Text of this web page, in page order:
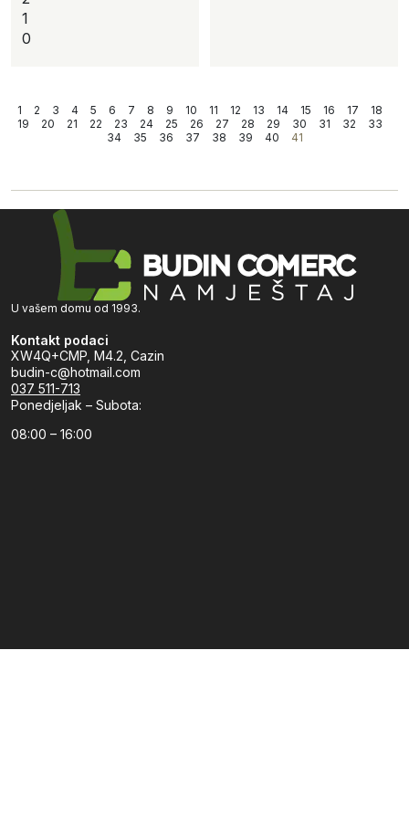
1
0
1 2 3 4 5 6 7 8 9 10 11 12 13 14 15 16 17
18
19
20 21 22 23 24 25 26 27 28 29 30 31 32
33
34
35 36 37 38 39 40 41
U vašem domu od 1993.
Kontakt podaci
XW4Q+CMP, M4.2, Cazin
budin-c@hotmail.com
037 511-713
Ponedjeljak – Subota:
08:00 – 16:00